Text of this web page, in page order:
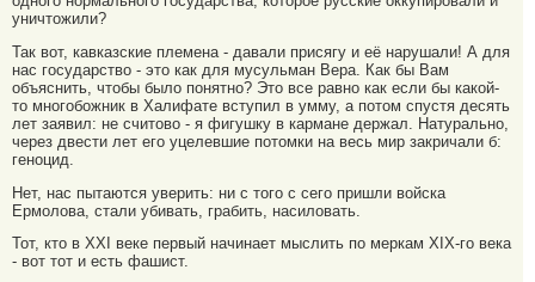
уничтожили?
Так вот, кавказские племена - давали присягу и её нарушали! А для
нас государство - это как для мусульман Вера. Как бы Вам
объяснить, чтобы было понятно? Это все равно как если бы какой-
то многобожник в Халифате вступил в умму, а потом спустя десять
лет заявил: не считово - я фигушку в кармане держал. Натурально,
через двести лет его уцелевшие потомки на весь мир закричали б:
геноцид.
Нет, нас пытаются уверить: ни с того с сего пришли войска
Ермолова, стали убивать, грабить, насиловать.
Тот, кто в XXI веке первый начинает мыслить по меркам XIX-го века
- вот тот и есть фашист.